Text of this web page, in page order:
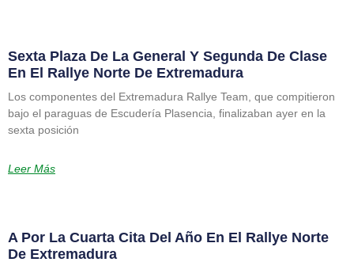
Sexta Plaza De La General Y Segunda De Clase
En El Rallye Norte De Extremadura
Los componentes del Extremadura Rallye Team, que compitieron
bajo el paraguas de Escudería Plasencia, finalizaban ayer en la
sexta posición
Leer Más
A Por La Cuarta Cita Del Año En El Rallye Norte
De Extremadura